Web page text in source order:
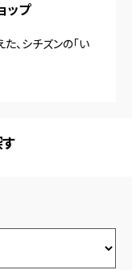
ップ
、シチズンの「い